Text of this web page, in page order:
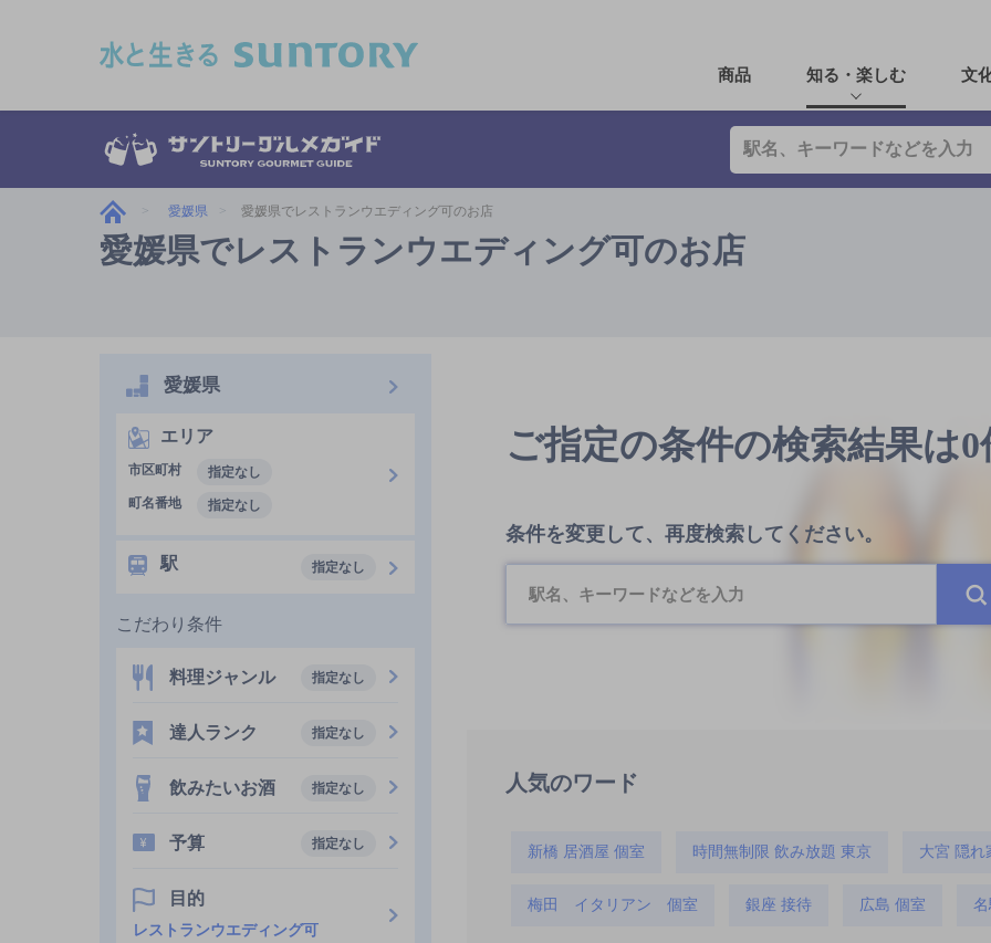
商品 知る・楽しむ 文
愛媛県 愛媛県でレストランウエディング可のお店
愛媛県でレストランウエディング可のお店
ご指定の条件の検索結果は0
条件を変更して、再度検索してください。
人気のワード
新橋 居酒屋 個室 時間無制限 飲み放題 東京 大宮 隠れ
梅田 イタリアン 個室 銀座 接待 広島 個室
愛媛県
エリア
市区町村
指定なし
町名番地
指定なし
駅 指定なし
こだわり条件
料理ジャンル 指定なし
達人ランク 指定なし
飲みたいお酒 指定なし
予算 指定なし
目的
レストランウエディング可